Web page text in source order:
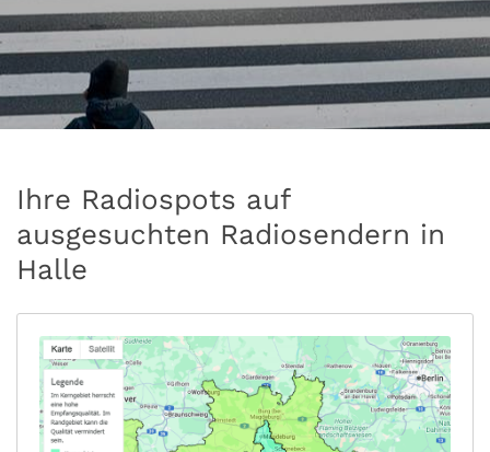
Ihre Radiospots auf
ausgesuchten Radiosendern in
Halle